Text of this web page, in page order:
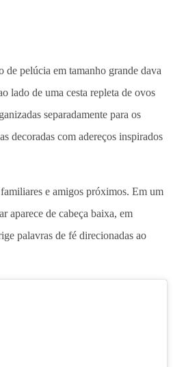
de pelúcia em tamanho grande dava
lado de uma cesta repleta de ovos
separadamente para os
decoradas com adereços inspirados
e amigos próximos. Em um
aparece de cabeça baixa, em
palavras de fé direcionadas ao